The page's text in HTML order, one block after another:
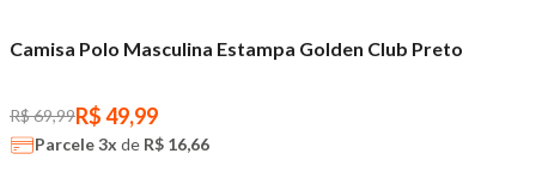
Camisa Polo Masculina Estampa Golden Club Preto
R$ 69,99R$ 49,99
Parcele3x de R$ 16,66